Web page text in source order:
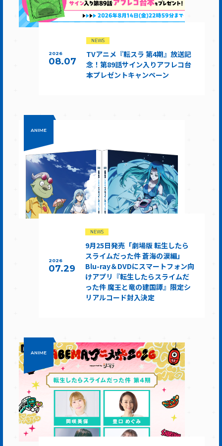
2026
08.07
NEWS
TVアニメ『転スラ 第4期』放送記
念！第89話サイン入りアフレコ台
本プレゼントキャンペーン
ANIME
2026
07.29
NEWS
9月25日発売「劇場版 転生したら
スライムだった件 蒼海の涙編」
Blu-ray＆DVDにスマートフォン向
けアプリ『転生したらスライムだ
った件 魔王と竜の建国譚』限定シ
リアルコード封入決定
ANIME